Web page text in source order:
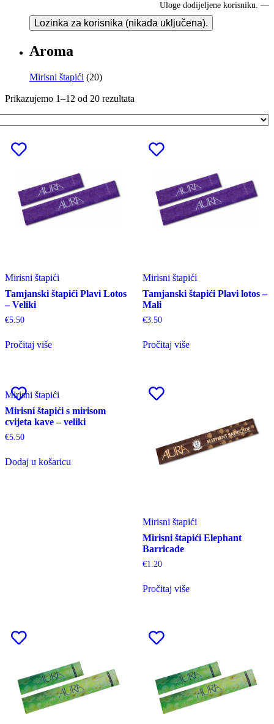
Uloge dodijeljene korisniku. —
Lozinka za korisnika (nikada uključena).
Aroma
Mirisni štapići (20)
Prikazujemo 1–12 od 20 rezultata
Mirisni štapići
Tamjanski štapići Plavi Lotos
– Veliki
€5.50
Pročitaj više
Mirisni štapići
Tamjanski štapići Plavi lotos –
Mali
€3.50
Pročitaj više
Mirisni štapići
Mirisni štapići s mirisom
cvijeta kave – veliki
€5.50
Dodaj u košaricu
Mirisni štapići
Mirisni štapići Elephant
Barricade
€1.20
Pročitaj više